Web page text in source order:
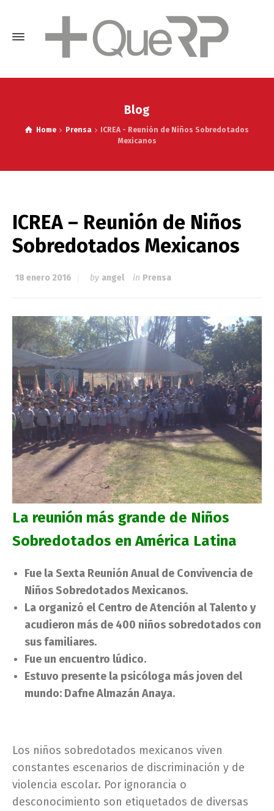
Blog
Home Prensa
ICREA - Reunión de Niños Sobredotados
Mexicanos
ICREA – Reunión de Niños
Sobredotados Mexicanos
18 enero 2016 by angel in Prensa
La reunión más grande de Niños
Sobredotados en América Latina
Fue laSexta Reunión Anual de Convivencia de
Niños Sobredotados Mexicanos.
La organizó el Centro de Atención al Talento y
acudieron más de 400 niños sobredotados con
sus familiares.
Fue un encuentro lúdico.
Estuvo presente la psicóloga más joven del
mundo: Dafne Almazán Anaya.
Los niños sobredotados mexicanos viven
constantes escenarios de discriminación y de
violencia escolar. Por ignorancia o
desconocimiento son etiquetados de diversas